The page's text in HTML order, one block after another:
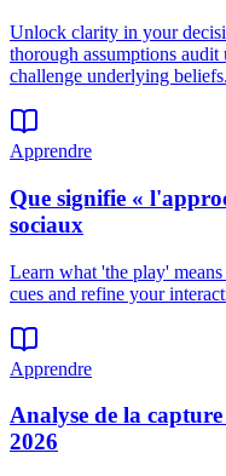
Unlock clarity in your
thorough assumptions
challenge underlying beliefs.
Apprendre
Que signifie «
sociaux
Learn what 'the play'
cues and refine your
Apprendre
Analyse de la
2026